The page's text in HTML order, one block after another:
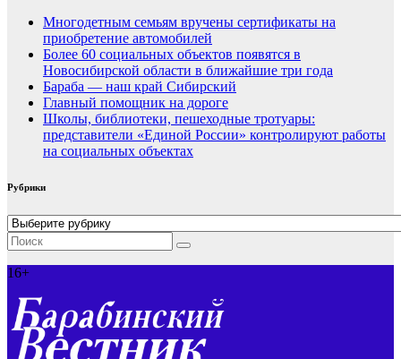
Многодетным семьям вручены сертификаты на
приобретение автомобилей
Более 60 социальных объектов появятся в
Новосибирской области в ближайшие три года
Бараба — наш край Сибирский
Главный помощник на дороге
Школы, библиотеки, пешеходные тротуары:
представители «Единой России» контролируют работы
на социальных объектах
Рубрики
Рубрики
16+